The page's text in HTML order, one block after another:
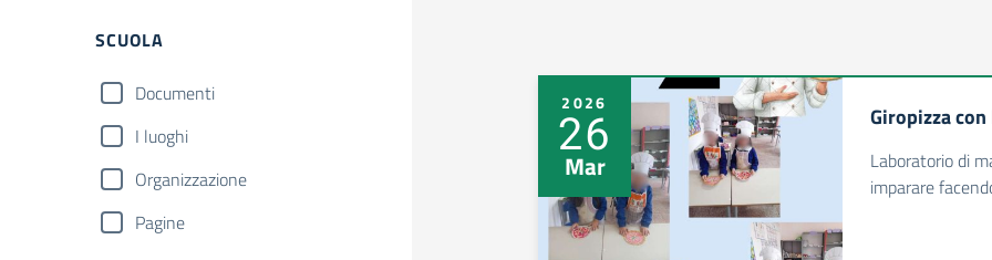
Filtri
SCUOLA
Documenti
I luoghi
Organizzazione
Pagine
2026
26
Mar
Giropizza
Laboratorio di
imparare